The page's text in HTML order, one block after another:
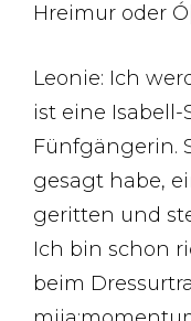
Hreimur oder
Leonie: Ich
ist eine Isabell-
Fünfgängerin.
gesagt habe,
geritten und
Ich bin schon
beim